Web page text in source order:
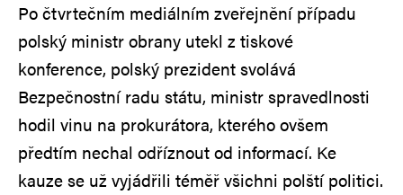
Po čtvrtečním mediálním zveřejnění případu
polský ministr obrany utekl z tiskové
konference, polský prezident svolává
Bezpečnostní radu státu, ministr spravedlnosti
hodil vinu na prokurátora, kterého ovšem
předtím nechal odříznout od informací. Ke
kauze se už vyjádřili téměř všichni polští politici.